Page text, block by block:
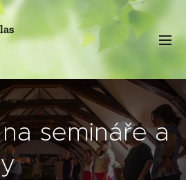
semináře a